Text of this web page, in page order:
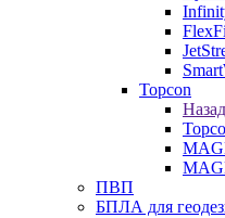
Topcon
Назад
ПВП
БПЛА для